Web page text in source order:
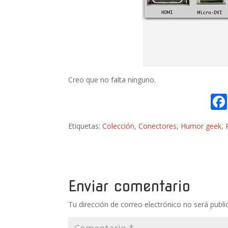
Creo que no falta ninguno.
Etiquetas:Colección,Conectores, Humor geek,
Enviar comentario
Tu dirección de correo electrónico no será